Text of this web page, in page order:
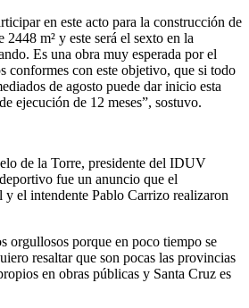
en este acto para la construcción de
m² y este será el sexto en la
Es una obra muy esperada por el
conformes con este objetivo, que si todo
de agosto puede dar inicio esta
ejecución de 12 meses”, sostuvo.
de la Torre, presidente del IDUV
fue un anuncio que el
el intendente Pablo Carrizo realizaron
orgullosos porque en poco tiempo se
resaltar que son pocas las provincias
en obras públicas y Santa Cruz es